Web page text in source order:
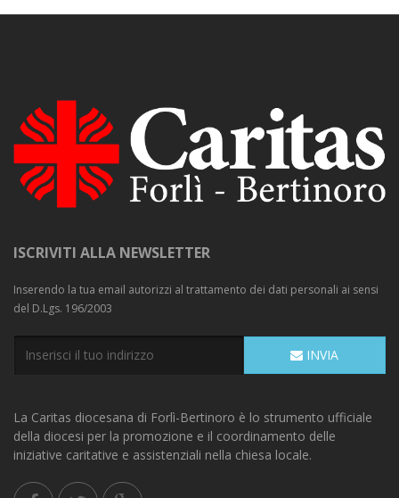
ISCRIVITI ALLA NEWSLETTER
Inserendo la tua email autorizzi al trattamento dei dati personali ai sensi
del D.Lgs. 196/2003
INVIA
La Caritas diocesana di Forlì-Bertinoro è lo strumento ufficiale
della diocesi per la promozione e il coordinamento delle
iniziative caritative e assistenziali nella chiesa locale.